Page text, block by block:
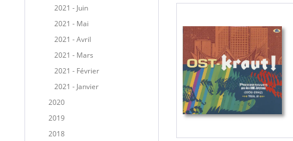
2021 - Juin
2021 - Mai
2021 - Avril
2021 - Mars
2021 - Février
2021 - Janvier
2020
2019
2018